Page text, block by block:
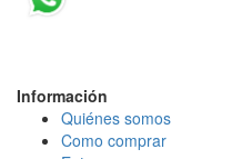
Información
Quiénes somos
Como comprar